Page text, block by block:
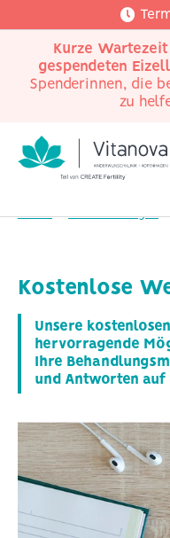
Kurze
gespendeten
Spenderinnen, die
zu
Home Veranstaltungen
Kostenlose
Unsere
hervorragende
Ihre
und Antworten auf